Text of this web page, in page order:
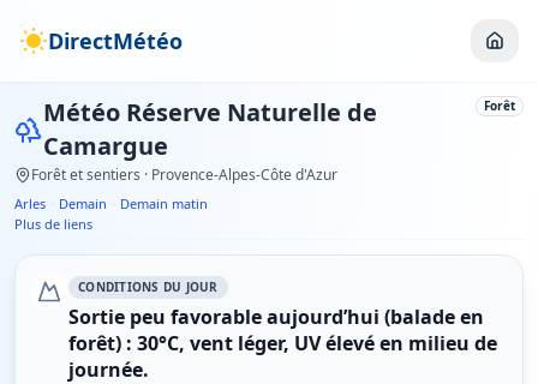
DirectMétéo
Météo Réserve Naturelle de
Camargue
Forêt et sentiers · Provence-Alpes-Côte d'Azur
Forêt
Arles · Demain · Demain matin
Plus de liens
CONDITIONS DU JOUR
Sortie peu favorable aujourd’hui (balade en
forêt) : 30°C, vent léger, UV élevé en milieu de
journée.